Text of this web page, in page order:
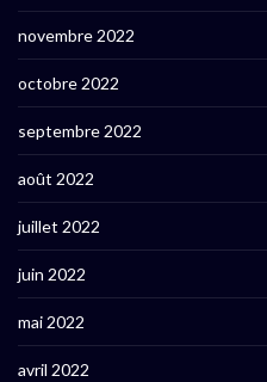
novembre 2022
octobre 2022
septembre 2022
août 2022
juillet 2022
juin 2022
mai 2022
avril 2022